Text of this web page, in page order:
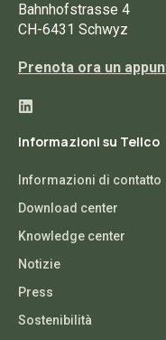
Bahnhofstrasse 4
CH-6431 Schwyz
Prenota ora un
Informazioni su Tellco
Informazioni di contatto
Download center
Knowledge center
Notizie
Press
Sostenibilità